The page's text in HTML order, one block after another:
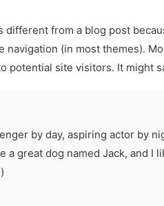
different from a blog post
navigation (in most themes).
potential site visitors. It might
by day, aspiring actor by
a great dog named Jack, and I